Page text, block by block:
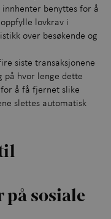
benyttes for å
lovkrav i
over besøkende og
siste transaksjonene
på hvor lenge dette
å få fjernet slike
slettes automatisk
sosiale